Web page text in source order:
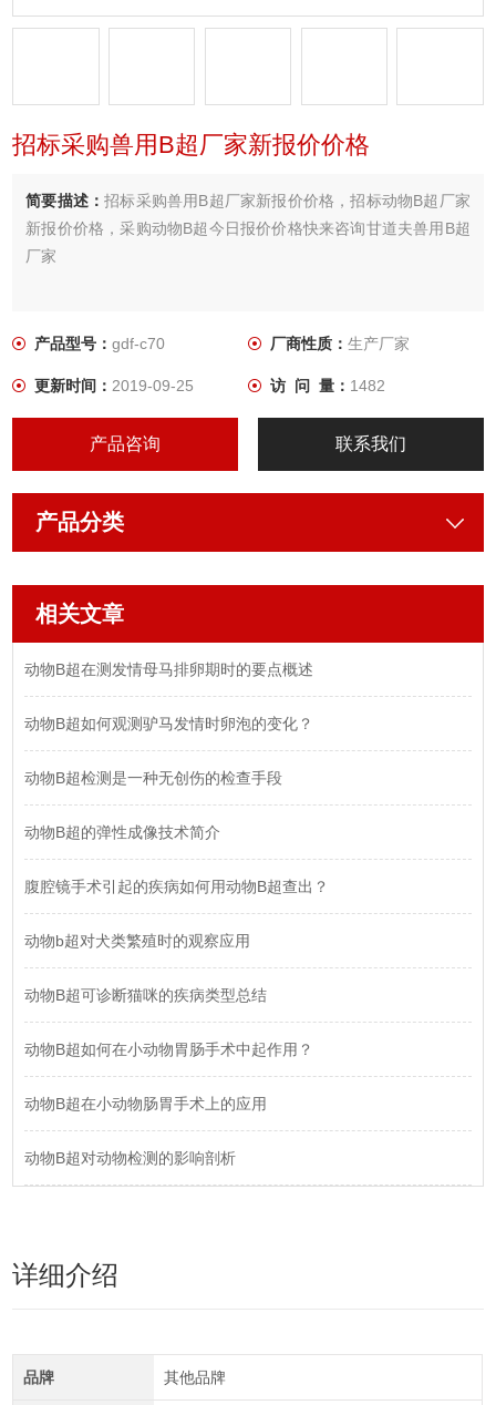
招标采购兽用B超厂家新报价价格
简要描述：招标采购兽用B超厂家新报价价格，招标动物B超厂家
新报价价格，采购动物B超今日报价价格快来咨询甘道夫兽用B超
厂家
产品型号：gdf-c70 厂商性质： 生产厂家
更新时间：2019-09-25 访 问 量： 1482
产品咨询 联系我们
产品分类
相关文章
动物B超在测发情母马排卵期时的要点概述
动物B超如何观测驴马发情时卵泡的变化？
动物B超检测是一种无创伤的检查手段
动物B超的弹性成像技术简介
腹腔镜手术引起的疾病如何用动物B超查出？
动物b超对犬类繁殖时的观察应用
动物B超可诊断猫咪的疾病类型总结
动物B超如何在小动物胃肠手术中起作用？
动物B超在小动物肠胃手术上的应用
动物B超对动物检测的影响剖析
详细介绍
品牌 其他品牌